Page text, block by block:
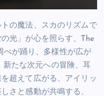
の魔法、スカのリズムで
光」が心を照らす、The
べが踊り、多様性が広が
たな次元への冒険、耳
超えて広がる、アイリッ
さと感動が共鳴する、